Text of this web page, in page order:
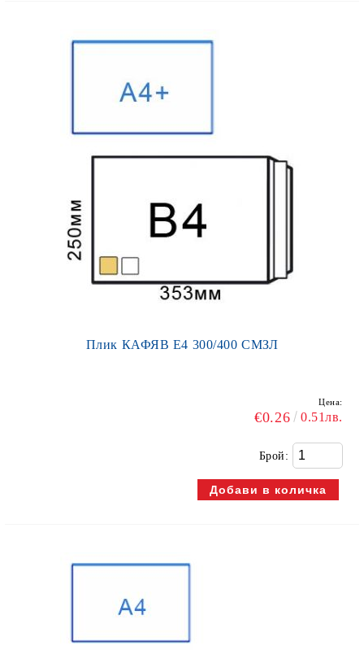
Плик КАФЯВ Е4 300/400 СМЗЛ
Цена:
€0.26 0.51лв.
Брой: